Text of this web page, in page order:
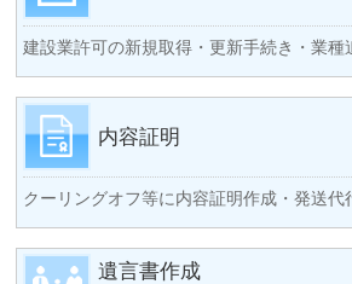
建設業許可の新規取得・更新手続き・業種
内容証明
クーリングオフ等に内容証明作成・発送代
遺言書作成